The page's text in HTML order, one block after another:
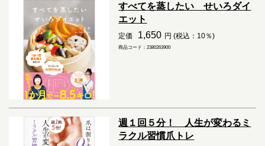
すべてを蒸したい せいろダイ
エット
定価 1,650 円 (税込：10％)
商品コード：2380263900
週１回５分！ 人生が変わるミ
ラクル習慣爪トレ